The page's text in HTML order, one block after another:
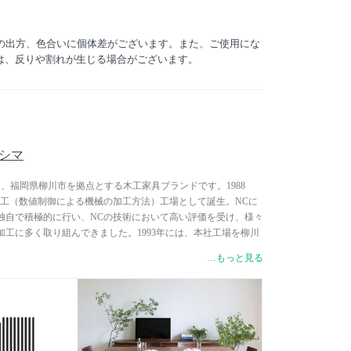
方、色合いに個体差がございます。また、ご使用にな
反りや割れが生じる場合がございます。
マ
福岡県柳川市を拠点とする木工家具ブランドです。1988
（数値制御による機械の加工方法）工場として誕生。NCに
自で積極的に行い、NCの技術において高い評価を受け、様々
に多く取り組んできました。1993年には、本社工場を柳川
直営店PIANO ISOLA（ピアノイソラ）も展開し、「心地よい
を、素材感たっぷりに。」をコンセプトに、「心地よさ」と
はなく、共存するものとして、ものづくりをしています。
触りの話ではなく、日常で自分をワンランク上へと導いて
意味しています。住空間においても、安らぎの空間にもた
、暮らしに上質なリズムを生み出します。大人の佇まいが感
…もっと見る